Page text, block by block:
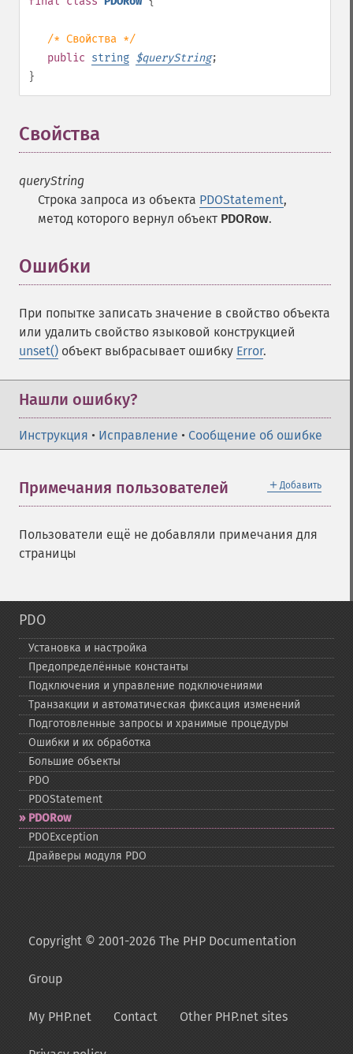
/* Свойства */
public string $queryString;
}
Свойства
queryString
Строка запроса из объекта PDOStatement,
метод которого вернул объект PDORow.
Ошибки
При попытке записать значение в свойство объекта
или удалить свойство языковой конструкцией
unset() объект выбрасывает ошибку Error.
Нашли ошибку?
Инструкция • Исправление • Сообщение об ошибке
＋ Добавить
Примечания пользователей
Пользователи ещё не добавляли примечания для
страницы
PDO
Установка и настройка
Предопределённые константы
Подключения и управление подключениями
Транзакции и автоматическая фиксация изменений
Подготовленные запросы и хранимые процедуры
Ошибки и их обработка
Большие объекты
PDO
PDOStatement
PDORow
PDOException
Драйверы модуля PDO
Copyright © 2001-2026 The PHP Documentation
Group
My PHP.net Contact Other PHP.net sites